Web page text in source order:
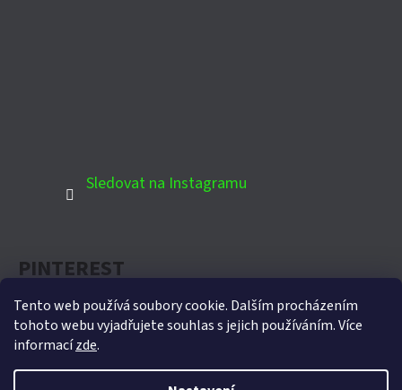
Tento web používá soubory cookie. Dalším procházením
tohoto webu vyjadřujete souhlas s jejich používáním. Více
informacízde.
Sledovat na Instagramu
PINTEREST
Oficiální partner Biohort pro Českou republiku